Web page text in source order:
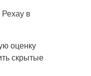
в
оценку
скрытые